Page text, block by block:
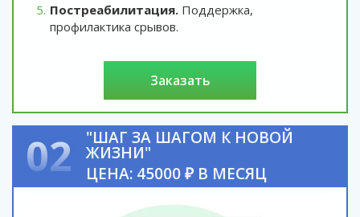
Постреабилитация. Поддержка,
профилактика срывов.
заказать
02 "ШАГ ЗА ШАГОМ К НОВОЙ
ЖИЗНИ"
ЦЕНА: 45000 ₽ В МЕСЯЦ